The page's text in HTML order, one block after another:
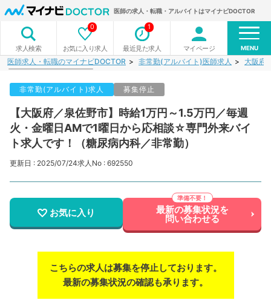
医師の求人・転職・アルバイトはマイナビDOCTOR
求人検索 お気に入り求人
0
最近見た求人
1
マイページ MENU
医師求人・転職のマイナビDOCTOR 非常勤(アルバイト)医師求人 大阪府
非常勤(アルバイト)求人 募集停止
【大阪府／泉佐野市】時給1万円～1.5万円／毎週
火・金曜日AMで1曜日から応相談☆専門外来バイ
ト求人です！（糖尿病内科／非常勤）
更新日 : 2025/07/24求人No : 692550
お気に入り 最新の募集状況を
問い合わせる
こちらの求人は募集を停止しております。
最新の募集状況の確認も承ります。